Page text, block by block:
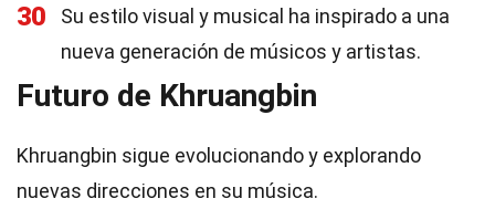
30
Su estilo visual y musical ha inspirado a una
nueva generación de músicos y artistas.
Futuro de Khruangbin
Khruangbin sigue evolucionando y explorando
nuevas direcciones en su música.